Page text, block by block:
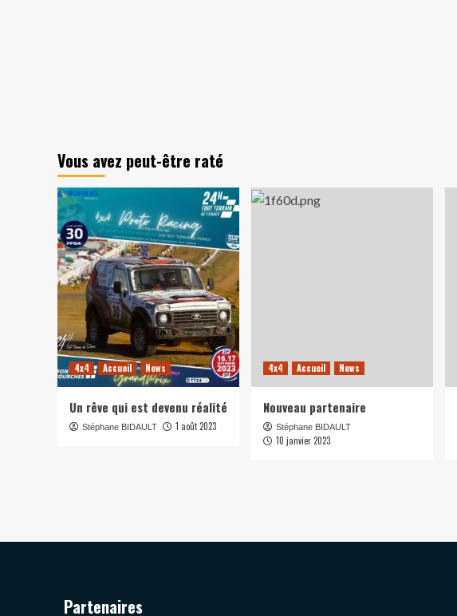
Vous avez peut-être raté
4x4 Accueil News
Un rêve qui est devenu réalité
Stéphane BIDAULT 1 août 2023
4x4 Accueil News
Nouveau partenaire
Stéphane BIDAULT
10 janvier 2023
Partenaires